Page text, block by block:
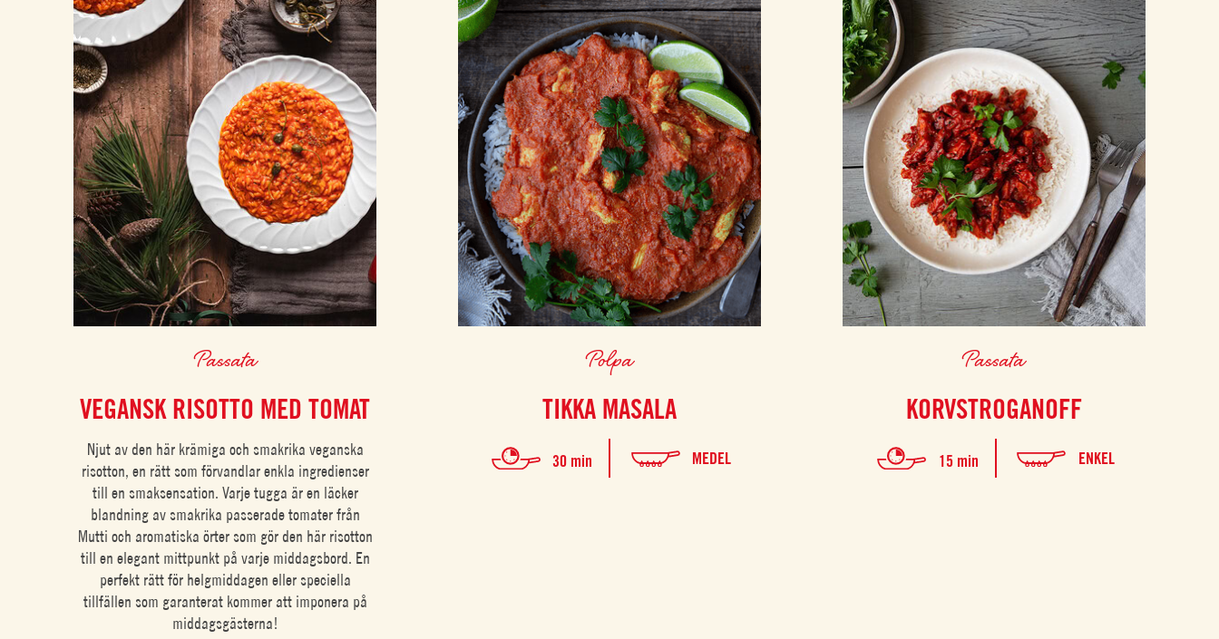
Passata
VEGANSK RISOTTO MED TOMAT
Njut av den här krämiga och smakrika veganska
risotton, en rätt som förvandlar enkla ingredienser
till en smaksensation. Varje tugga är en läcker
blandning av smakrika passerade tomater från
Mutti och aromatiska örter som gör den här risotton
till en elegant mittpunkt på varje middagsbord. En
perfekt rätt för helgmiddagen eller speciella
tillfällen som garanterat kommer att imponera på
middagsgästerna!
Polpa
TIKKA MASALA
30 min MEDEL
Passata
KORVSTROGANOFF
15 min ENKEL